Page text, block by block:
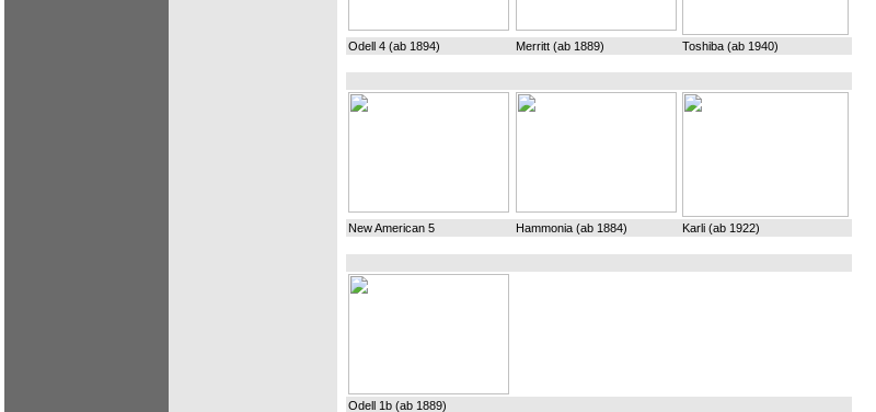
Odell 4 (ab 1894) Merritt (ab 1889) Toshiba (ab 1940)
New American 5 Hammonia (ab 1884) Karli (ab 1922)
Odell 1b (ab 1889)